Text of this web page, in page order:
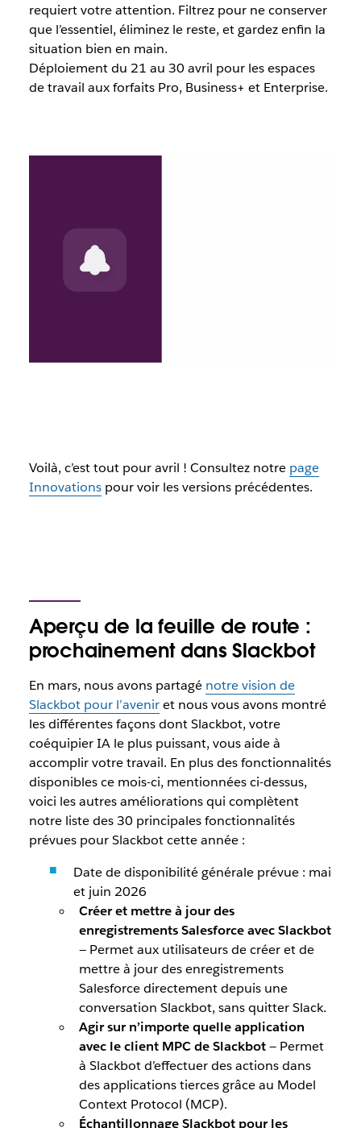
requiert votre attention. Filtrez pour ne conserver
que l’essentiel, éliminez le reste, et gardez enfin la
situation bien en main.
Déploiement du 21 au 30 avril pour les espaces
de travail aux forfaits Pro, Business+ et Enterprise.
Voilà, c’est tout pour avril ! Consultez notre page
Innovationspour voir les versions précédentes.
Aperçu de la feuille de route :
prochainement dans Slackbot
En mars, nous avons partagé notre vision de
Slackbot pour l’aveniret nous vous avons montré
les différentes façons dont Slackbot, votre
coéquipier IA le plus puissant, vous aide à
accomplir votre travail. En plus des fonctionnalités
disponibles ce mois-ci, mentionnées ci-dessus,
voici les autres améliorations qui complètent
notre liste des 30 principales fonctionnalités
prévues pour Slackbot cette année :
Date de disponibilité générale prévue : mai
et juin 2026
Créer et mettre à jour des
enregistrements Salesforce avec Slackbot
— Permet aux utilisateurs de créer et de
mettre à jour des enregistrements
Salesforce directement depuis une
conversation Slackbot, sans quitter Slack.
Agir sur n’importe quelle application
avec le client MPC de Slackbot— Permet
à Slackbot d’effectuer des actions dans
des applications tierces grâce au Model
Context Protocol (MCP).
Échantillonnage Slackbot pour les